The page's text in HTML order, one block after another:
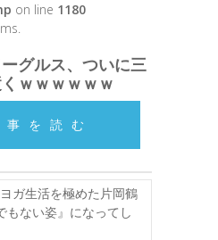
on line 1180
ーグルス、ついに三
ｗｗｗｗｗｗ
事を読む
ガ生活を極めた片岡鶴
もない姿』になってし